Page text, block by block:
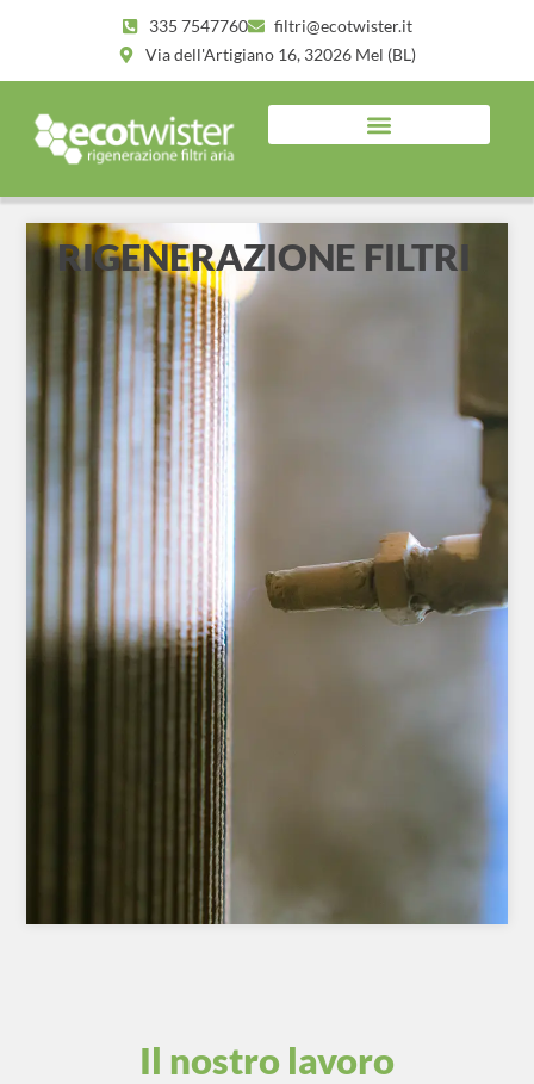
335 7547760
filtri@ecotwister.it
Via dell'Artigiano 16, 32026 Mel (BL)
RIGENERAZIONE FILTRI
Il nostro lavoro